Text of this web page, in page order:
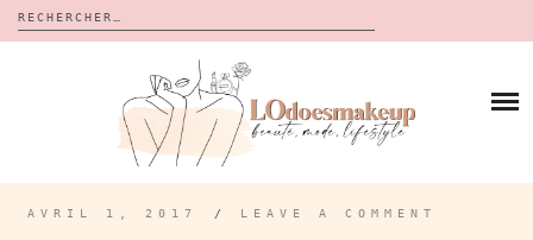
Rechercher :
CALENDRIERS DE L’AVENT
BON PLAN
À PROPOS
AVRIL 1, 2017 / LEAVE A COMMENT